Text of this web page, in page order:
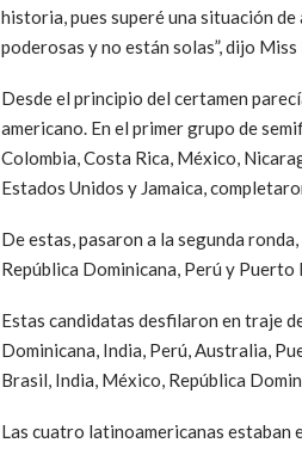
historia, pues superé una situación
poderosas y no están solas”, dijo Miss
Desde el principio del certamen
americano. En el primer grupo de
Colombia, Costa Rica, México,
Estados Unidos y Jamaica,
De estas, pasaron a la segunda
República Dominicana, Perú y
Estas candidatas desfilaron en traje
Dominicana, India, Perú, Australia,
Brasil, India, México, República
Las cuatro latinoamericanas estaban